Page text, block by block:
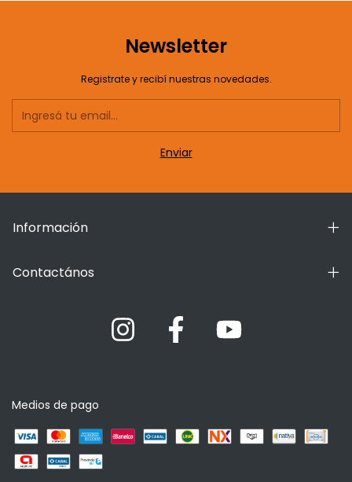
Newsletter
Registrate y recibí nuestras novedades.
Información
Contactános
Medios de pago